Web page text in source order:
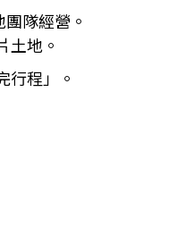
隊經營。
土地。
行程」。